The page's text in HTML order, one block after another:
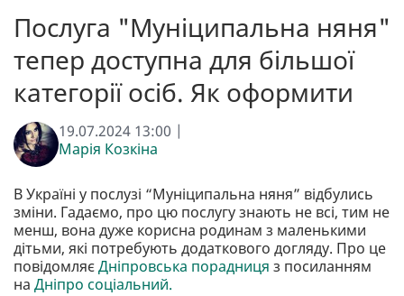
Послуга "Муніципальна няня"
тепер доступна для більшої
категорії осіб. Як оформити
19.07.2024 13:00 |
Марія Козкіна
В Україні у послузі “Муніципальна няня” відбулись
зміни. Гадаємо, про цю послугу знають не всі, тим не
менш, вона дуже корисна родинам з маленькими
дітьми, які потребують додаткового догляду. Про це
повідомляєДніпровська порадниця з посиланням
на Дніпро соціальний.